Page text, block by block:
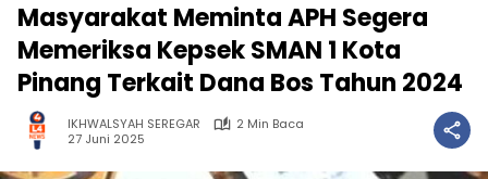
Masyarakat Meminta APH Segera
Memeriksa Kepsek SMAN 1 Kota
Pinang Terkait Dana Bos Tahun 2024
IKHWALSYAH SEREGAR
2 Min Baca
27 Juni 2025